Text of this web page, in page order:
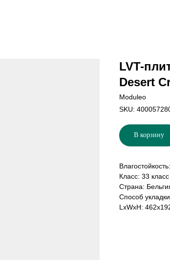
LVT-
Desert
Moduleo
SKU:
В корзину
Класс: 33 класс
Страна:
Способ
LxWxH: